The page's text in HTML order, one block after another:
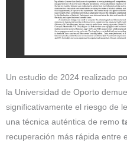
Un estudio de 2024 realizado
la Universidad de Oporto
significativamente el riesgo de
una técnica auténtica de remo
recuperación más rápida entre